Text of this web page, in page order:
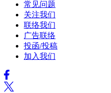
常见问题
关注我们
联络我们
广告联络
投函/投稿
加入我们